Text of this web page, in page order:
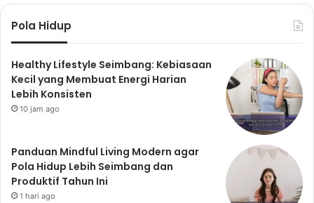
Pola Hidup
Healthy Lifestyle Seimbang: Kebiasaan
Kecil yang Membuat Energi Harian
Lebih Konsisten
10 jam ago
Panduan Mindful Living Modern agar
Pola Hidup Lebih Seimbang dan
Produktif Tahun Ini
1 hari ago